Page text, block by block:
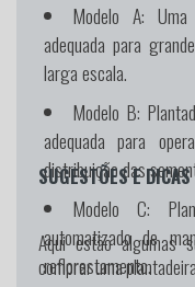
Modelo A:
adequada para
larga escala.
Modelo B:
adequada para
distribuição das
Modelo C:
automatizado de
reflorestamento.
SUGESTÕES E DICAS
Aqui estão algumas
comprar uma